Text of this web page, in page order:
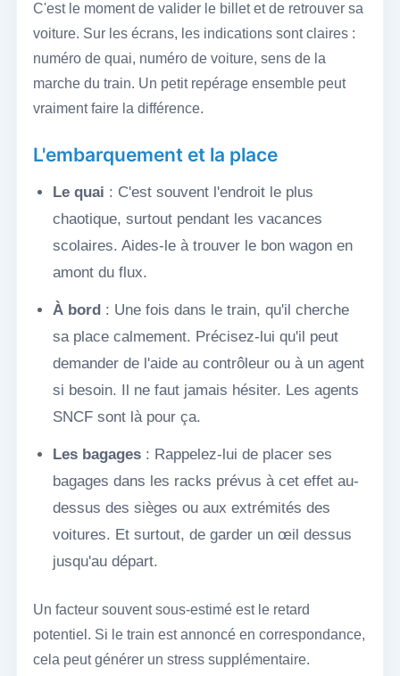
C'est le moment de valider le billet et de retrouver sa
voiture. Sur les écrans, les indications sont claires :
numéro de quai, numéro de voiture, sens de la
marche du train. Un petit repérage ensemble peut
vraiment faire la différence.
L'embarquement et la place
Le quai : C'est souvent l'endroit le plus
chaotique, surtout pendant les vacances
scolaires. Aides-le à trouver le bon wagon en
amont du flux.
À bord: Une fois dans le train, qu'il cherche
sa place calmement. Précisez-lui qu'il peut
demander de l'aide au contrôleur ou à un agent
si besoin. Il ne faut jamais hésiter. Les agents
SNCF sont là pour ça.
Les bagages: Rappelez-lui de placer ses
bagages dans les racks prévus à cet effet au-
dessus des sièges ou aux extrémités des
voitures. Et surtout, de garder un œil dessus
jusqu'au départ.
Un facteur souvent sous-estimé est le retard
potentiel. Si le train est annoncé en correspondance,
cela peut générer un stress supplémentaire.